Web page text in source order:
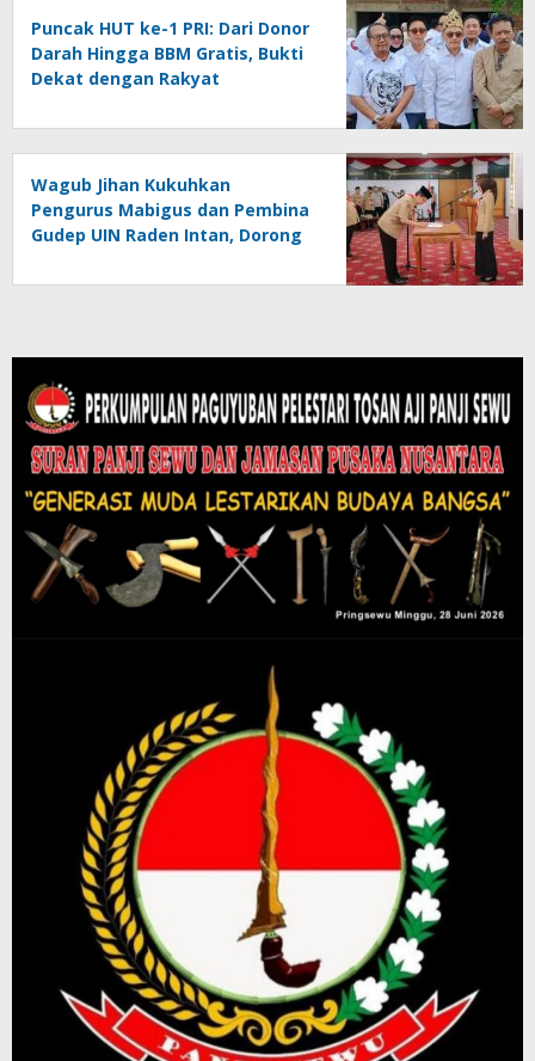
Puncak HUT ke-1 PRI: Dari Donor
Darah Hingga BBM Gratis, Bukti
Dekat dengan Rakyat
Wagub Jihan Kukuhkan
Pengurus Mabigus dan Pembina
Gudep UIN Raden Intan, Dorong
Generasi Muda